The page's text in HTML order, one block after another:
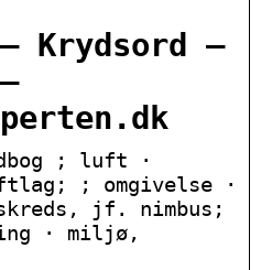
– Krydsord –
; luft ·
; omgivelse ·
jf. nimbus;
· miljø,